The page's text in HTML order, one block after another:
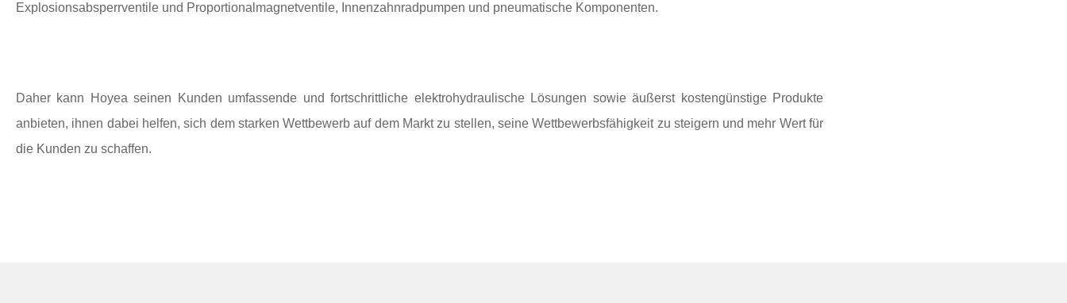
Explosionsabsperrventile und Proportionalmagnetventile, Innenzahnradpumpen und pneumatische Komponenten.
Daher kann Hoyea seinen Kunden umfassende und fortschrittliche elektrohydraulische Lösungen sowie äußerst kostengünstige Produkte
anbieten, ihnen dabei helfen, sich dem starken Wettbewerb auf dem Markt zu stellen, seine Wettbewerbsfähigkeit zu steigern und mehr Wert für
die Kunden zu schaffen.